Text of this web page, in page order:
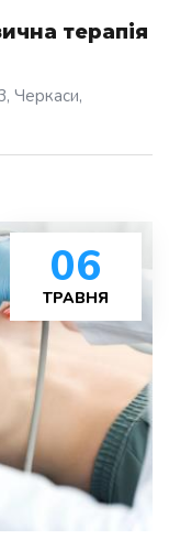
терапія
Черкаси,
06
ТРАВНЯ